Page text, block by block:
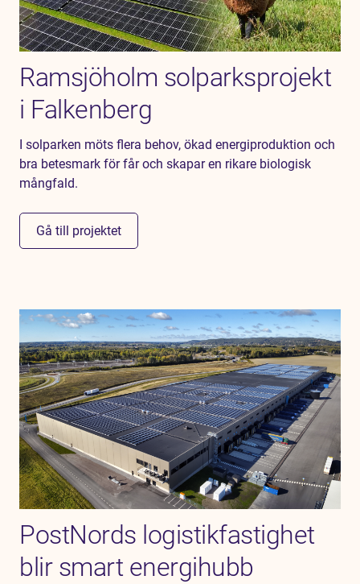
Ramsjöholm solparksprojekt
i Falkenberg
I solparken möts flera behov, ökad energiproduktion och
bra betesmark för får och skapar en rikare biologisk
mångfald.
Gå till projektet
PostNords logistikfastighet
blir smart energihubb